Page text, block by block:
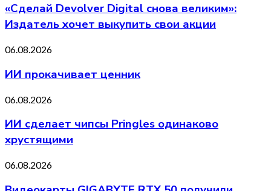
«Сделай Devolver Digital снова великим»:
Издатель хочет выкупить свои акции
06.08.2026
ИИ прокачивает ценник
06.08.2026
ИИ сделает чипсы Pringles одинаково
хрустящими
06.08.2026